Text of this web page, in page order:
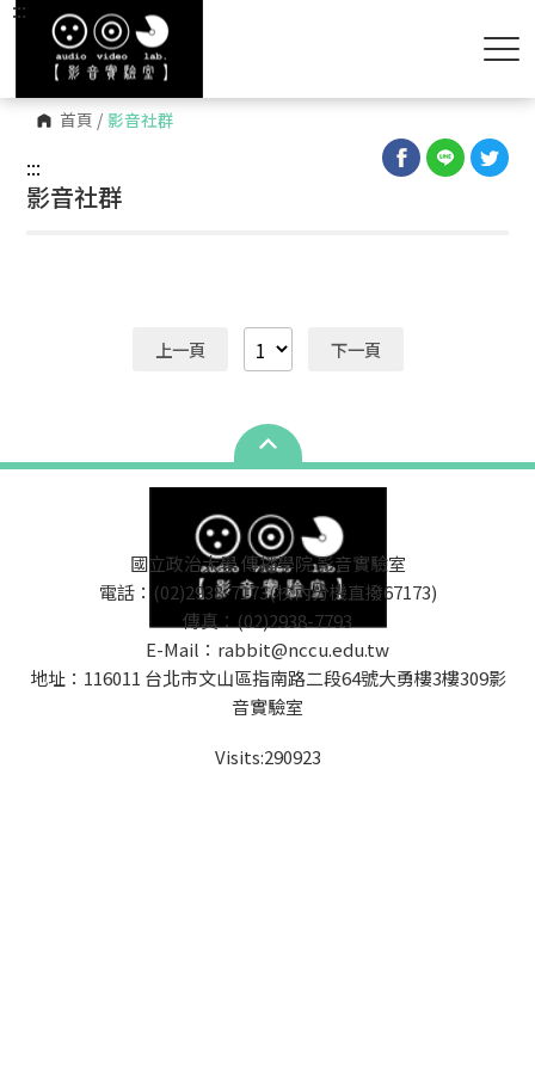
首頁 / 影音社群
:::
:::
影音社群
上一頁 下一頁
國立政治大學 傳播學院 影音實驗室
電話：(02)2938-7173(校內分機直撥67173)
傳真：(02)2938-7793
E-Mail：rabbit@nccu.edu.tw
地址：116011 台北市文山區指南路二段64號大勇樓3樓309影
音實驗室
Visits:290923